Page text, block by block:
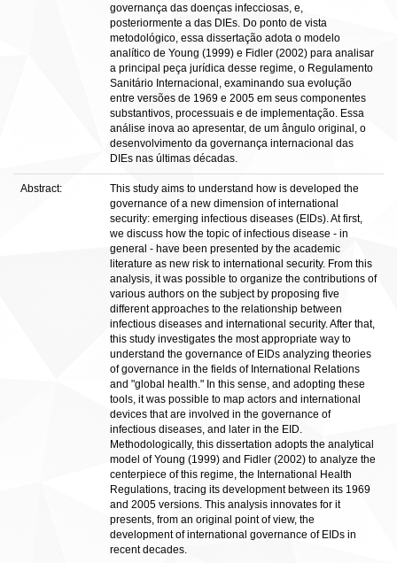
governança das doenças infecciosas, e,
posteriormente a das DIEs. Do ponto de vista
metodológico, essa dissertação adota o modelo
analítico de Young (1999) e Fidler (2002) para analisar
a principal peça jurídica desse regime, o Regulamento
Sanitário Internacional, examinando sua evolução
entre versões de 1969 e 2005 em seus componentes
substantivos, processuais e de implementação. Essa
análise inova ao apresentar, de um ângulo original, o
desenvolvimento da governança internacional das
DIEs nas últimas décadas.
Abstract:
This study aims to understand how is developed the
governance of a new dimension of international
security: emerging infectious diseases (EIDs). At first,
we discuss how the topic of infectious disease - in
general - have been presented by the academic
literature as new risk to international security. From this
analysis, it was possible to organize the contributions of
various authors on the subject by proposing five
different approaches to the relationship between
infectious diseases and international security. After that,
this study investigates the most appropriate way to
understand the governance of EIDs analyzing theories
of governance in the fields of International Relations
and "global health." In this sense, and adopting these
tools, it was possible to map actors and international
devices that are involved in the governance of
infectious diseases, and later in the EID.
Methodologically, this dissertation adopts the analytical
model of Young (1999) and Fidler (2002) to analyze the
centerpiece of this regime, the International Health
Regulations, tracing its development between its 1969
and 2005 versions. This analysis innovates for it
presents, from an original point of view, the
development of international governance of EIDs in
recent decades.